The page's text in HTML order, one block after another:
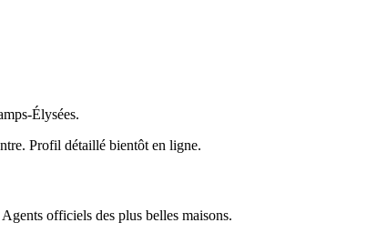
Élysées.
Profil détaillé bientôt en ligne.
officiels des plus belles maisons.